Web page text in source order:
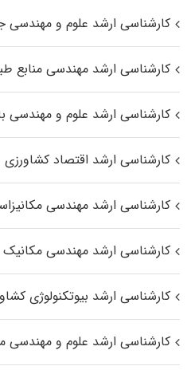
کارشناسی ارشد علوم و مهندسی
کارشناسی ارشد مهندسی منابع
کارشناسی ارشد علوم و مهندسی
کارشناسی ارشد اقتصاد کشاورزی
کارشناسی ارشد مهندسی
کارشناسی ارشد مهندسی
کارشناسی ارشد بیوتکنولوژی
کارشناسی ارشد علوم و مهندسی